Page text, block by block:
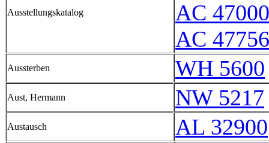
Ausstellungskatalog
AC
AC 47756
Aussterben WH 5600
Aust, Hermann NW 5217
Austausch AL 32900